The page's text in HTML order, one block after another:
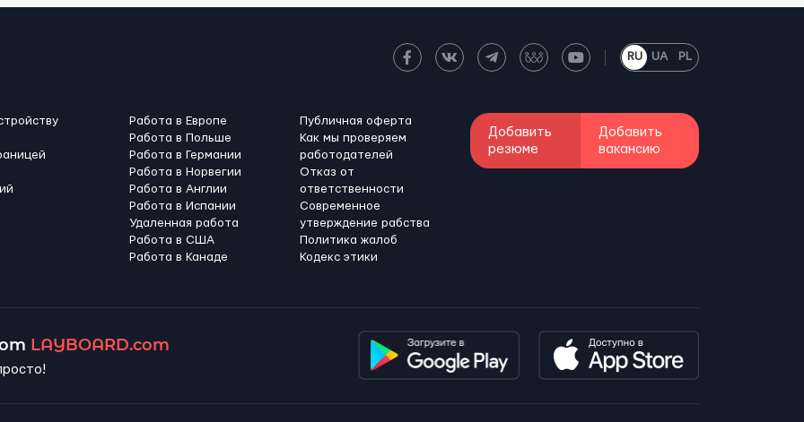
RU UA PL
Работа в Европе
Работа в Польше
Работа в Германии
Работа в Норвегии
Работа в Англии
Работа в Испании
Удаленная работа
Работа в США
Работа в Канадe
Публичная оферта
Как мы проверяем
работодателей
Отказ от
ответственности
Современное
утверждение рабства
Политика жалоб
Кодекс этики
Добавить
резюме
Добавить
вакансию
LAYBOARD.com